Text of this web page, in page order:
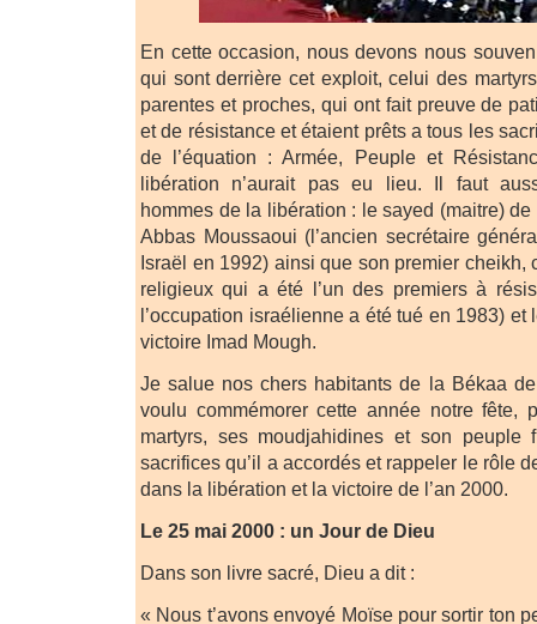
En cette occasion, nous devons nous
qui sont derrière cet exploit, celui des
parentes et proches, qui ont fait preuve de
et de résistance et étaient prêts a tous les
de l’équation : Armée, Peuple et
libération n’aurait pas eu lieu. Il faut
hommes de la libération : le sayed (maitre)
Abbas Moussaoui (l’ancien secrétaire
Israël en 1992) ainsi que son premier cheikh,
religieux qui a été l’un des premiers à
l’occupation israélienne a été tué en 1983) et
victoire Imad Mough.
Je salue nos chers habitants de la Békaa
voulu commémorer cette année notre fête,
martyrs, ses moudjahidines et son peuple
sacrifices qu’il a accordés et rappeler le rôle
dans la libération et la victoire de l’an 2000.
Le 25 mai 2000 : un Jour de Dieu
Dans son livre sacré, Dieu a dit :
« Nous t’avons envoyé Moïse pour sortir ton